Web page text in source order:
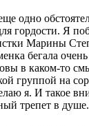
одно
гордости. Я
Марины
бегала
в каком-то
группой на
я. И такое
трепет в душе.